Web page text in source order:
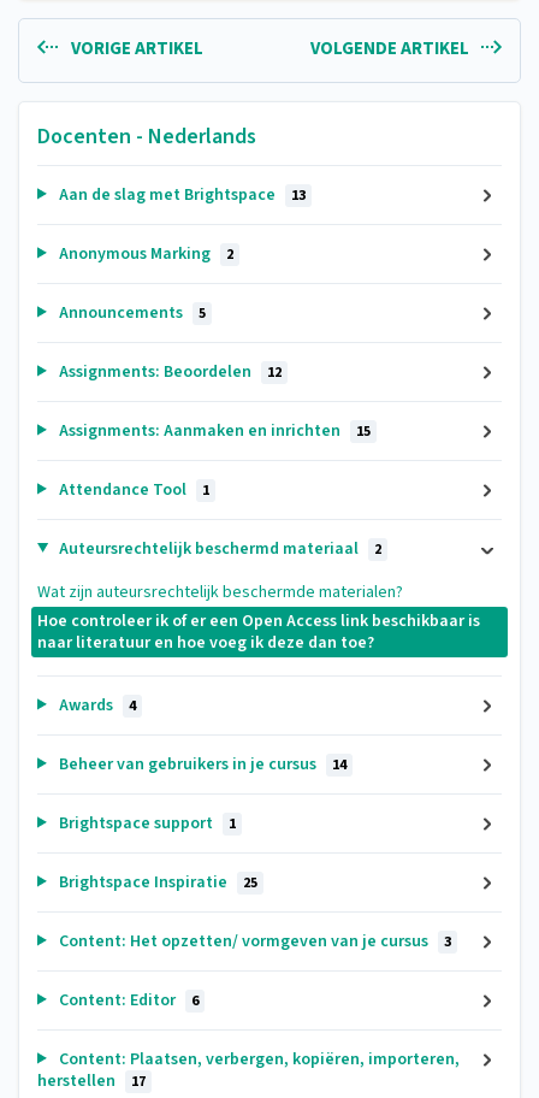
VORIGE ARTIKEL VOLGENDE ARTIKEL
Docenten - Nederlands
Aan de slag met Brightspace 13
Anonymous Marking 2
Announcements 5
Assignments: Beoordelen 12
Assignments: Aanmaken en inrichten 15
Attendance Tool 1
Auteursrechtelijk beschermd materiaal 2
Wat zijn auteursrechtelijk beschermde materialen?
Hoe controleer ik of er een Open Access link beschikbaar is
naar literatuur en hoe voeg ik deze dan toe?
Awards 4
Beheer van gebruikers in je cursus 14
Brightspace support 1
Brightspace Inspiratie 25
Content: Het opzetten/ vormgeven van je cursus 3
Content: Editor 6
Content: Plaatsen, verbergen, kopiëren, importeren,
herstellen
17